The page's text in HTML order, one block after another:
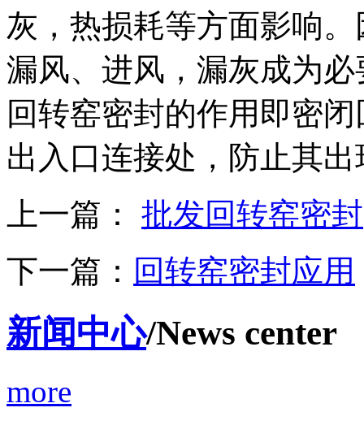
灰，热损耗等方面影响
漏风、进风，漏灰成为必
回转窑密封的作用即密
出入口连接处，防止其
上一篇： 批发​回转窑密封
下一篇： ​回转窑密封应用
新闻中心/News center
more